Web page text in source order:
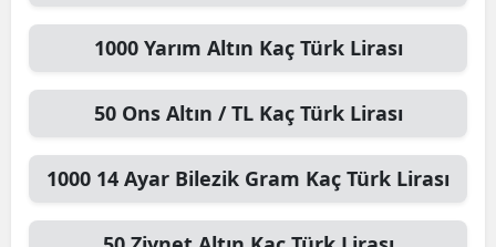
1000 Yarım Altın Kaç Türk Lirası
50 Ons Altın / TLKaç Türk Lirası
1000 14 Ayar Bilezik Gram Kaç Türk Lirası